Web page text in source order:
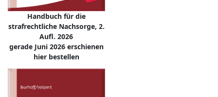
Handbuch für die
strafrechtliche Nachsorge, 2.
Aufl. 2026
gerade Juni 2026 erschienen
hier bestellen